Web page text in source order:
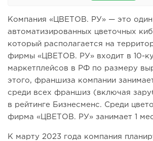
Компания «ЦВЕТОВ. РУ» — это один
автоматизированных цветочных
который располагается на
фирмы «ЦВЕТОВ. РУ» входит в 10-
маркетплейсов в РФ по размеру
этого, франшиза компании
среди всех франшиз (включая
в рейтинге Бизнесменс. Среди
фирма «ЦВЕТОВ. РУ» занимает 1
К марту 2023 года компания